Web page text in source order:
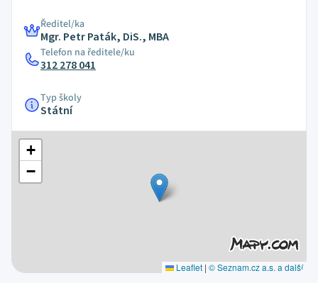
Ředitel/ka
Mgr. Petr Paták, DiS., MBA
Telefon na ředitele/ku
312 278 041
Typ školy
Státní
+
−
Leaflet | © Seznam.cz a.s. a další